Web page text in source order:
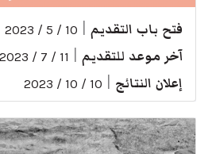
فتح باب التقديم 10 / 5 / 2023
آخر موعد للتقديم 11 / 7 / 2023
إعلان النتائج 10 / 10 / 2023